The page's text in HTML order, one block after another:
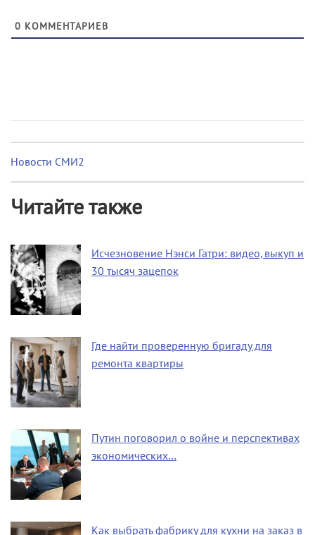
0 КОММЕНТАРИЕВ
Новости СМИ2
Читайте также
Исчезновение Нэнси Гатри: видео, выкуп и
30 тысяч зацепок
Где найти проверенную бригаду для
ремонта квартиры
Путин поговорил о войне и перспективах
экономических…
Как выбрать фабрику для кухни на заказ в